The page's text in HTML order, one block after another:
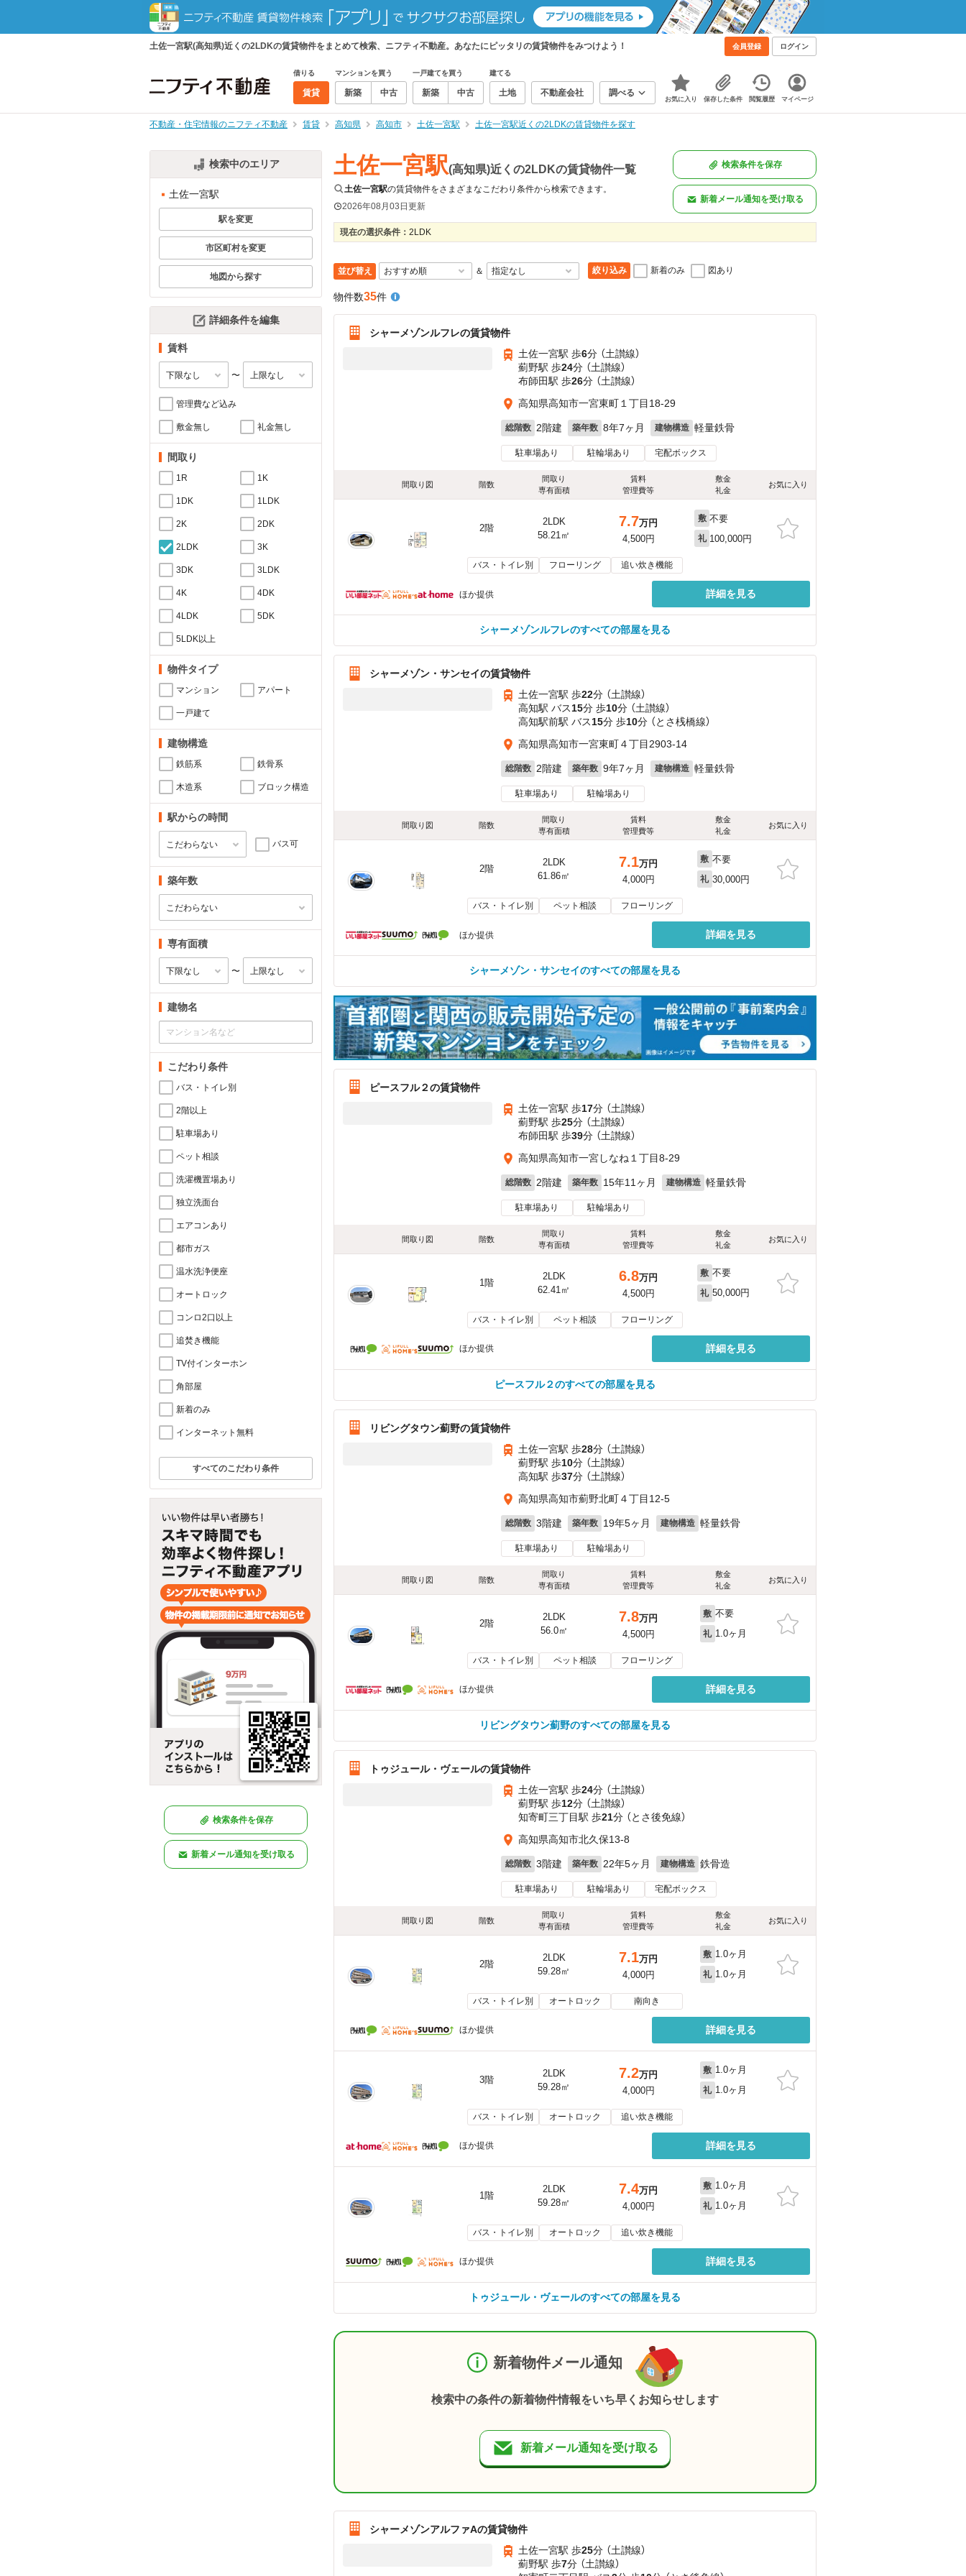
土佐一宮駅(高知県)近くの2LDKの賃貸物件をまとめて検索、ニフティ不動産。あなたにピッタリの賃貸物件をみつけよう！ 会員登録 ログイン
借りる
賃貸
マンションを買う
新築 中古
一戸建てを買う
新築 中古
建てる
土地 不動産会社 調べる
お気に入り 保存した条件 閲覧履歴 マイページ
不動産・住宅情報のニフティ不動産 賃貸 高知県 高知市 土佐一宮駅 土佐一宮駅近くの2LDKの賃貸物件を探す
検索中のエリア
土佐一宮駅
駅を変更
市区町村を変更
地図から探す
詳細条件を編集
賃料
〜
管理費など込み
敷金無し 礼金無し
間取り
1R 1K
1DK 1LDK
2K 2DK
2LDK 3K
3DK 3LDK
4K 4DK
4LDK 5DK
5LDK以上
物件タイプ
マンション アパート
一戸建て
建物構造
鉄筋系 鉄骨系
木造系 ブロック構造
駅からの時間
バス可
築年数
専有面積
〜
建物名
こだわり条件
バス・トイレ別
2階以上
駐車場あり
ペット相談
洗濯機置場あり
独立洗面台
エアコンあり
都市ガス
温水洗浄便座
オートロック
コンロ2口以上
追焚き機能
TV付インターホン
角部屋
新着のみ
インターネット無料
すべてのこだわり条件
検索条件を保存
新着メール通知を受け取る
土佐一宮駅(高知県)近くの2LDKの賃貸物件一覧
土佐一宮駅の賃貸物件をさまざまなこだわり条件から検索できます。
2026年08月03日更新
検索条件を保存
新着メール通知を受け取る
現在の選択条件： 2LDK
並び替え ＆ 絞り込み 新着のみ 図あり
物件数35件
シャーメゾンルフレの賃貸物件
土佐一宮駅 歩6分 （土讃線）
薊野駅 歩24分 （土讃線）
布師田駅 歩26分 （土讃線）
高知県高知市一宮東町１丁目18-29
総階数 2階建 築年数 8年7ヶ月 建物構造 軽量鉄骨
駐車場あり 駐輪場あり 宅配ボックス
間取り図 階数
間取り
専有面積
賃料
管理費等
敷金
礼金
お気に入り
2階
2LDK
58.21㎡
7.7万円
4,500円
敷 不要
礼 100,000円
バス・トイレ別 フローリング 追い炊き機能
ほか提供 詳細を見る
シャーメゾンルフレのすべての部屋を見る
シャーメゾン・サンセイの賃貸物件
土佐一宮駅 歩22分 （土讃線）
高知駅 バス15分 歩10分 （土讃線）
高知駅前駅 バス15分 歩10分 （とさ桟橋線）
高知県高知市一宮東町４丁目2903-14
総階数 2階建 築年数 9年7ヶ月 建物構造 軽量鉄骨
駐車場あり 駐輪場あり
間取り図 階数
間取り
専有面積
賃料
管理費等
敷金
礼金
お気に入り
2階
2LDK
61.86㎡
7.1万円
4,000円
敷 不要
礼 30,000円
バス・トイレ別 ペット相談 フローリング
ほか提供 詳細を見る
シャーメゾン・サンセイのすべての部屋を見る
ピースフル２の賃貸物件
土佐一宮駅 歩17分 （土讃線）
薊野駅 歩25分 （土讃線）
布師田駅 歩39分 （土讃線）
高知県高知市一宮しなね１丁目8-29
総階数 2階建 築年数 15年11ヶ月 建物構造 軽量鉄骨
駐車場あり 駐輪場あり
間取り図 階数
間取り
専有面積
賃料
管理費等
敷金
礼金
お気に入り
1階
2LDK
62.41㎡
6.8万円
4,500円
敷 不要
礼 50,000円
バス・トイレ別 ペット相談 フローリング
ほか提供 詳細を見る
ピースフル２のすべての部屋を見る
リビングタウン薊野の賃貸物件
土佐一宮駅 歩28分 （土讃線）
薊野駅 歩10分 （土讃線）
高知駅 歩37分 （土讃線）
高知県高知市薊野北町４丁目12-5
総階数 3階建 築年数 19年5ヶ月 建物構造 軽量鉄骨
駐車場あり 駐輪場あり
間取り図 階数
間取り
専有面積
賃料
管理費等
敷金
礼金
お気に入り
2階
2LDK
56.0㎡
7.8万円
4,500円
敷 不要
礼 1.0ヶ月
バス・トイレ別 ペット相談 フローリング
ほか提供 詳細を見る
リビングタウン薊野のすべての部屋を見る
トゥジュール・ヴェールの賃貸物件
土佐一宮駅 歩24分 （土讃線）
薊野駅 歩12分 （土讃線）
知寄町三丁目駅 歩21分 （とさ後免線）
高知県高知市北久保13-8
総階数 3階建 築年数 22年5ヶ月 建物構造 鉄骨造
駐車場あり 駐輪場あり 宅配ボックス
間取り図 階数
間取り
専有面積
賃料
管理費等
敷金
礼金
お気に入り
2階
2LDK
59.28㎡
7.1万円
4,000円
敷 1.0ヶ月
礼 1.0ヶ月
バス・トイレ別 オートロック 南向き
ほか提供 詳細を見る
3階
2LDK
59.28㎡
7.2万円
4,000円
敷 1.0ヶ月
礼 1.0ヶ月
バス・トイレ別 オートロック 追い炊き機能
ほか提供 詳細を見る
1階
2LDK
59.28㎡
7.4万円
4,000円
敷 1.0ヶ月
礼 1.0ヶ月
バス・トイレ別 オートロック 追い炊き機能
ほか提供 詳細を見る
トゥジュール・ヴェールのすべての部屋を見る
新着物件メール通知
検索中の条件の新着物件情報をいち早くお知らせします
新着メール通知を受け取る
シャーメゾンアルファAの賃貸物件
土佐一宮駅 歩25分 （土讃線）
薊野駅 歩7分 （土讃線）